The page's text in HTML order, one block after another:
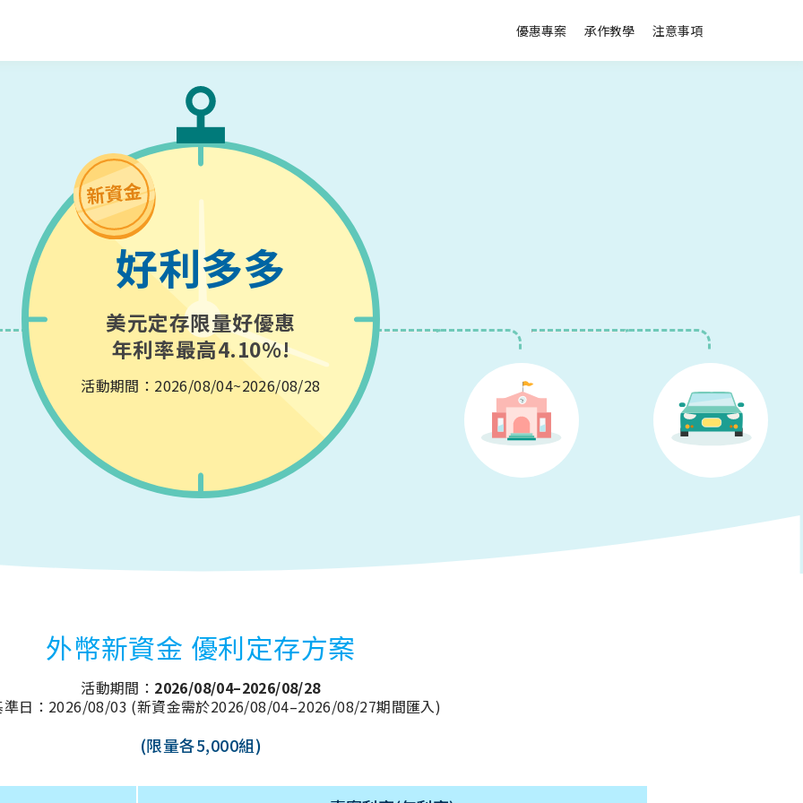
優惠專案 承作教學 注意事項
好利多多
美元定存限量好優惠
年利率最高4.10%!
活動期間：2026/08/04~2026/08/28
外幣新資金 優利定存方案
活動期間： 2026/08/04–2026/08/28
準日：2026/08/03 (新資金需於2026/08/04–2026/08/27期間匯入)
(限量各5,000組)